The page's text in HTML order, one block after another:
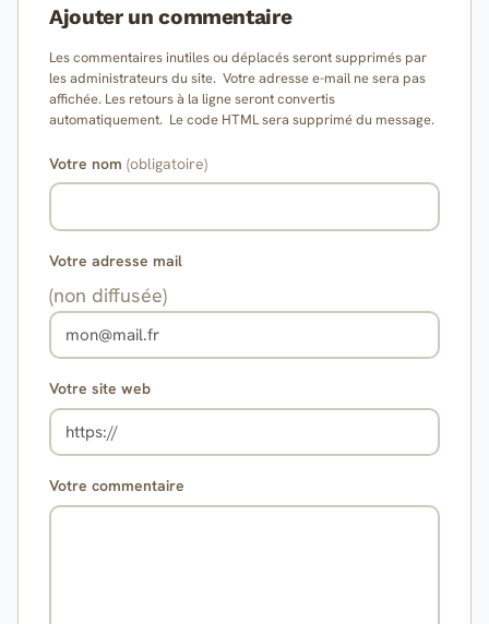
Ajouter un commentaire
Les commentaires inutiles ou déplacés seront supprimés par
les administrateurs du site. Votre adresse e-mail ne sera pas
affichée. Les retours à la ligne seront convertis
automatiquement. Le code HTML sera supprimé du message.
Votre nom (obligatoire)
Votre adresse mail
(non diffusée)
Votre site web
Votre commentaire